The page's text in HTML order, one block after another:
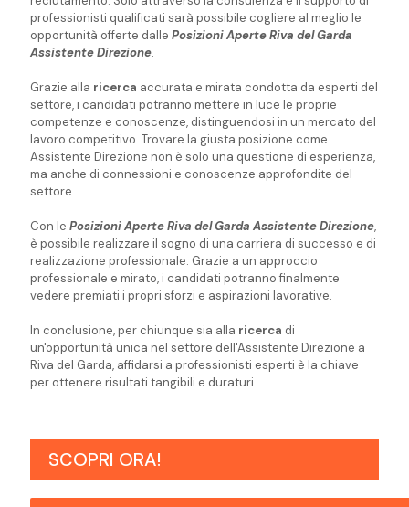
professionisti qualificati sarà possibile cogliere al meglio le
opportunità offerte dalle Posizioni Aperte Riva del Garda
Assistente Direzione.
Grazie alla ricerca accurata e mirata condotta da esperti del
settore, i candidati potranno mettere in luce le proprie
competenze e conoscenze, distinguendosi in un mercato del
lavoro competitivo. Trovare la giusta posizione come
Assistente Direzione non è solo una questione di esperienza,
ma anche di connessioni e conoscenze approfondite del
settore.
Con le Posizioni Aperte Riva del Garda Assistente Direzione,
è possibile realizzare il sogno di una carriera di successo e di
realizzazione professionale. Grazie a un approccio
professionale e mirato, i candidati potranno finalmente
vedere premiati i propri sforzi e aspirazioni lavorative.
In conclusione, per chiunque sia alla ricerca di
un'opportunità unica nel settore dell'Assistente Direzione a
Riva del Garda, affidarsi a professionisti esperti è la chiave
per ottenere risultati tangibili e duraturi.
SCOPRI ORA!